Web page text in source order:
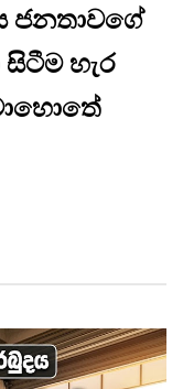
ජනතාවගේ
සිටීම හැර